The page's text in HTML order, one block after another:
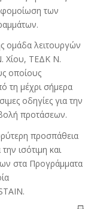
των
ομάδα λειτουργών
Χίου, ΤΕΔΚ Ν.
οποίους
τη μέχρι σήμερα
οδηγίες για την
προτάσεων.
προσπάθεια
ισότιμη και
στα Προγράμματα